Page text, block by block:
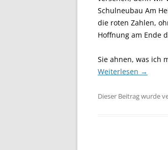
Schulneubau Am
die roten Zahlen,
Hoffnung am Ende
Sie ahnen, was ich
Weiterlesen →
Dieser Beitrag wurde